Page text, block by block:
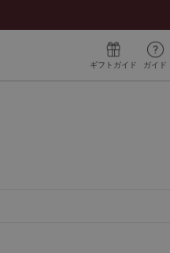
ギフトガイド ガイド